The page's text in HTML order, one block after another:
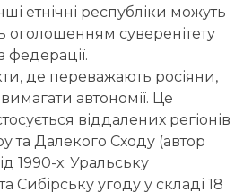
етнічні республіки можуть
оголошенням суверенітету
федерації.
де переважають росіяни,
автономії. Це
віддалених регіонів
та Далекого Сходу (автор
1990-х: Уральську
Сибірську угоду у складі 18